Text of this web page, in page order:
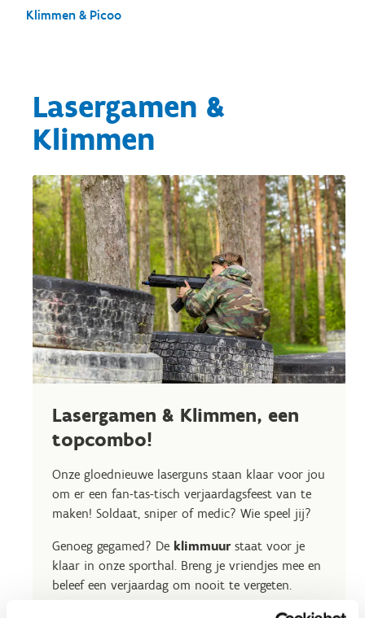
Klimmen & Picoo
Lasergamen &
Klimmen
Lasergamen & Klimmen, een
topcombo!
Onze gloednieuwe laserguns staan klaar voor jou
om er een fan-tas-tisch verjaardagsfeest van te
maken! Soldaat, sniper of medic? Wie speel jij?
Genoeg gegamed? De klimmuurstaat voor je
klaar in onze sporthal. Breng je vriendjes mee en
beleef een verjaardag om nooit te vergeten.